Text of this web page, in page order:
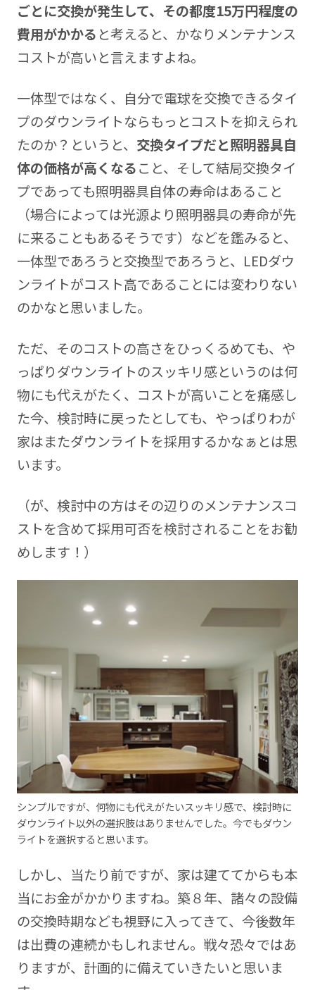
ごとに交換が発生して、その都度15万円程度の
費用がかかる と考えると、かなりメンテナンス
コストが高いと言えますよね。
一体型ではなく、自分で電球を交換できるタイ
プのダウンライトならもっとコストを抑えられ
たのか？というと、 交換タイプだと照明器具自
体の価格が高くなること、そして結局交換タイ
プであっても照明器具自体の寿命はあること
（場合によっては光源より照明器具の寿命が先
に来ることもあるそうです）などを鑑みると、
一体型であろうと交換型であろうと、LEDダウ
ンライトがコスト高であることには変わりない
のかなと思いました。
ただ、そのコストの高さをひっくるめても、や
っぱりダウンライトのスッキリ感というのは何
物にも代えがたく、コストが高いことを痛感し
た今、検討時に戻ったとしても、やっぱりわが
家はまたダウンライトを採用するかなぁとは思
います。
（が、検討中の方はその辺りのメンテナンスコ
ストを含めて採用可否を検討されることをお勧
めします！）
シンプルですが、何物にも代えがたいスッキリ感で、検討時に
ダウンライト以外の選択肢はありませんでした。今でもダウン
ライトを選択すると思います。
しかし、当たり前ですが、家は建ててからも本
当にお金がかかりますね。築８年、諸々の設備
の交換時期なども視野に入ってきて、今後数年
は出費の連続かもしれません。戦々恐々ではあ
りますが、計画的に備えていきたいと思いま